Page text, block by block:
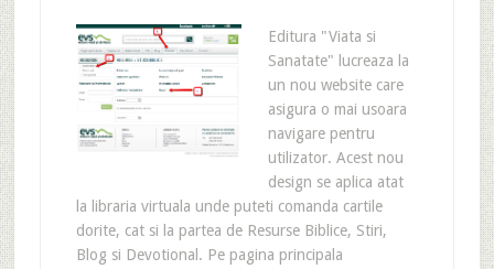
Editura "Viata si
Sanatate" lucreaza la
un nou website care
asigura o mai usoara
navigare pentru
utilizator. Acest nou
design se aplica atat
la libraria virtuala unde puteti comanda cartile
dorite, cat si la partea de Resurse Biblice, Stiri,
Blog si Devotional. Pe pagina principala